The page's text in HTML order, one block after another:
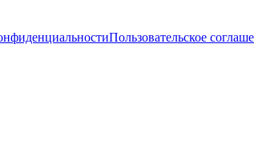
Пользовательское